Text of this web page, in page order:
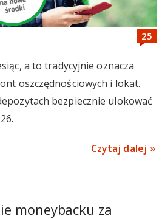
a to tradycyjnie oznacza
oszczędnościowych i lokat.
bezpiecznie ulokować
Czytaj dalej
moneybacku za